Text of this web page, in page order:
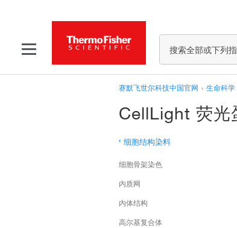
赛默飞世尔科技中国官网 › 生命科学
CellLight 荧光
‹ 细胞结构染料
细胞骨架染色
内质网
内体结构
高尔基复合体